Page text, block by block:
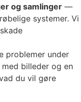
og samlinger —
systemer. Vi
problemer under
billeder og en
du vil gøre